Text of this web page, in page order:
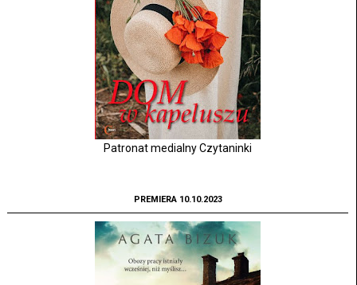
Patronat medialny Czytaninki
PREMIERA 10.10.2023